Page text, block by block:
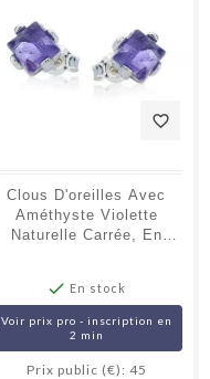
favorite_border
Clous D'oreilles Avec
Améthyste Violette
Naturelle Carrée, En
 En stock
Voir prix pro - inscription en
2 min
Prix public (€): 45